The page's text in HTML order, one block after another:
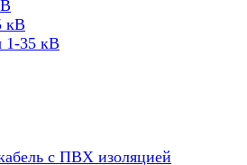
кВ
1-35 кВ
с ПВХ изоляцией